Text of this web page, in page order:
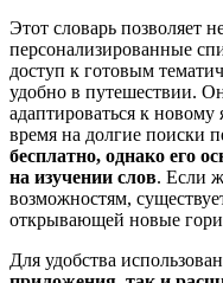
Этот словарь позволяет
персонализированные
доступ к готовым
удобно в путешествии.
адаптироваться к
время на долгие поиски
бесплатно, однако его
на изучении слов. Если
возможностям,
открывающей новые
Для удобства